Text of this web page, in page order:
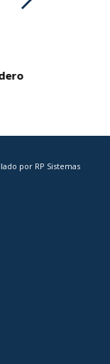
por RP Sistemas